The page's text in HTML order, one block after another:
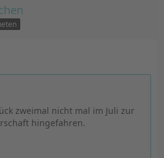
zweimal nicht mal im Juli zur
hingefahren.